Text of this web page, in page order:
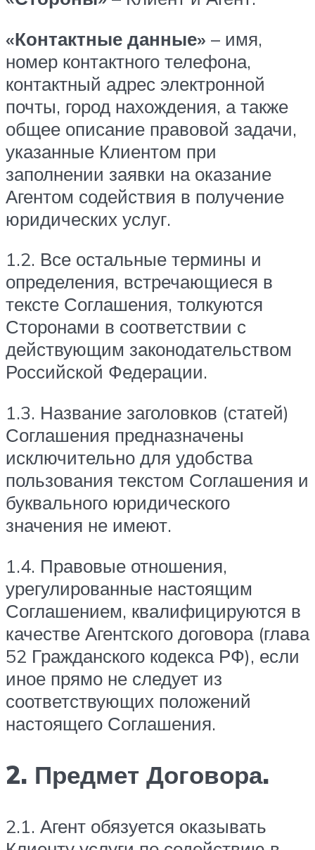
«Контактные данные» – имя,
номер контактного телефона,
контактный адрес электронной
почты, город нахождения, а также
общее описание правовой задачи,
указанные Клиентом при
заполнении заявки на оказание
Агентом содействия в получение
юридических услуг.
1.2. Все остальные термины и
определения, встречающиеся в
тексте Соглашения, толкуются
Сторонами в соответствии с
действующим законодательством
Российской Федерации.
1.3. Название заголовков (статей)
Соглашения предназначены
исключительно для удобства
пользования текстом Соглашения и
буквального юридического
значения не имеют.
1.4. Правовые отношения,
урегулированные настоящим
Соглашением, квалифицируются в
качестве Агентского договора (глава
52 Гражданского кодекса РФ), если
иное прямо не следует из
соответствующих положений
настоящего Соглашения.
2. Предмет Договора.
2.1. Агент обязуется оказывать